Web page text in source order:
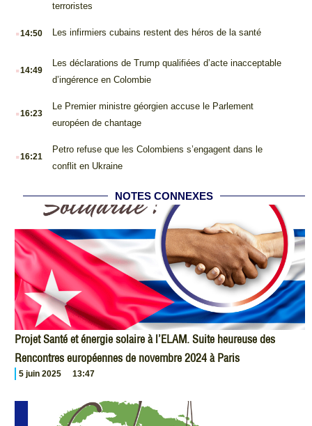
terroristes
.14:50 Les infirmiers cubains restent des héros de la santé
.14:49
Les déclarations de Trump qualifiées d’acte inacceptable
d’ingérence en Colombie
.16:23
Le Premier ministre géorgien accuse le Parlement
européen de chantage
.16:21
Petro refuse que les Colombiens s’engagent dans le
conflit en Ukraine
NOTES CONNEXES
Projet Santé et énergie solaire à l’ELAM. Suite heureuse des
Rencontres européennes de novembre 2024 à Paris
5 juin 2025 13:47